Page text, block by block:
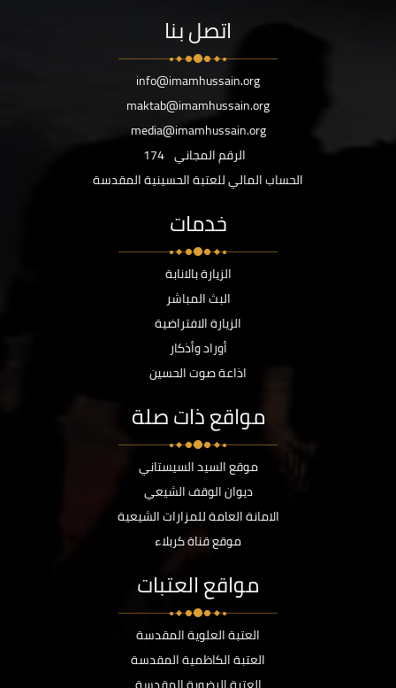
اتصل بنا
info@imamhussain.org
maktab@imamhussain.org
media@imamhussain.org
الرقم المجاني 174
الحساب المالي للعتبة الحسينية المقدسة
خدمات
الزيارة بالانابة
البث المباشر
الزيارة الافتراضية
أوراد وأذكار
اذاعة صوت الحسين
مواقع ذات صلة
موقع السيد السيستاني
ديوان الوقف الشيعي
الامانة العامة للمزارات الشيعية
موقع قناة كربلاء
مواقع العتبات
العتبة العلوية المقدسة
العتبة الكاظمية المقدسة